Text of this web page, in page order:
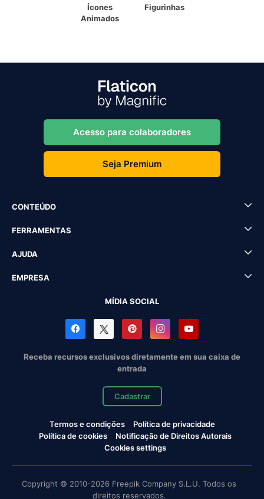
Ícones
Animados
Figurinhas
Acesso para colaboradores
Seja Premium
CONTEÚDO
FERRAMENTAS
AJUDA
EMPRESA
MÍDIA SOCIAL
Receba recursos exclusivos diretamente em sua caixa de
entrada
Cadastrar
Termos e condições
Política de privacidade
Política de cookies
Notificação de Direitos Autorais
Cookies settings
Copyright © 2010-2026 Freepik Company S.L.U. Todos os
direitos reservados.